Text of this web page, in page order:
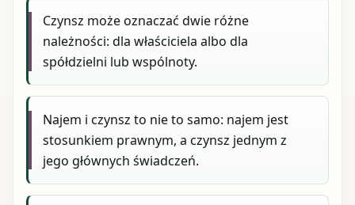
Czynsz może oznaczać dwie różne
należności: dla właściciela albo dla
spółdzielni lub wspólnoty.
Najem i czynsz to nie to samo: najem jest
stosunkiem prawnym, a czynsz jednym z
jego głównych świadczeń.